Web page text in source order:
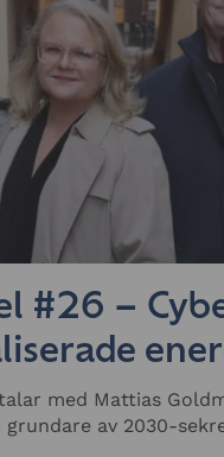
#26 –
med Mattias
av 2030-